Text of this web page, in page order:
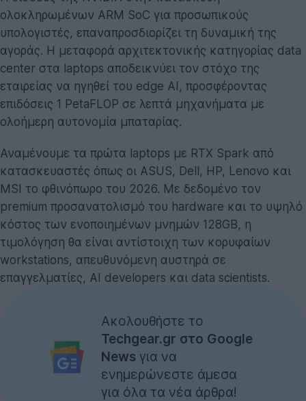
ολοκληρωμένων ARM SoC για προσωπικούς
υπολογιστές, επαναπροσδιορίζει τη δυναμική της
αγοράς. Η μεταφορά αρχιτεκτονικής κατηγορίας data
center στα laptops αποδεικνύει τον στόχο της
εταιρείας να ηγηθεί του edge AI, προσφέροντας
επιδόσεις 1 PetaFLOP σε λεπτά μηχανήματα με
ολοήμερη αυτονομία μπαταρίας.
Αναμένουμε τα πρώτα laptops με RTX Spark από
κατασκευαστές όπως οι ASUS, Dell, HP, Lenovo και
MSI το φθινόπωρο του 2026. Με δεδομένο τον
premium προσανατολισμό του hardware και το υψηλό
κόστος των ενοποιημένων μνημών 128GB, η
τιμολόγηση θα είναι αντίστοιχη των κορυφαίων
workstations, απευθυνόμενη αυστηρά σε
επαγγελματίες, AI developers και data scientists.
Ακολουθήστε το
Techgear.gr στο Google
News για να
ενημερώνεστε άμεσα
για όλα τα νέα άρθρα!